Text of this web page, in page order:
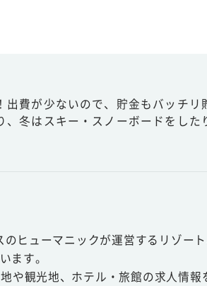
出費が少ないので、貯金もバッチ
冬はスキー・スノーボードをした
ヒューマニックが運営するリゾー
ます。
や観光地、ホテル・旅館の求人情